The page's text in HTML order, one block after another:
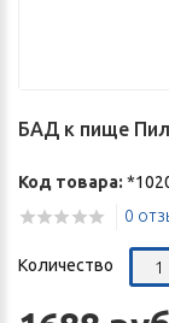
БАД к пище
Код товара:
0
Количество